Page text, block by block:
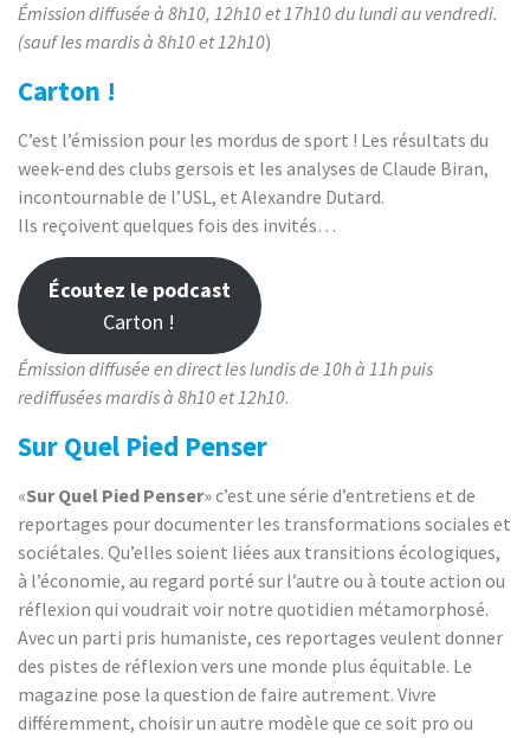
Émission diffusée à 8h10, 12h10 et 17h10 du lundi au vendredi.
(sauf les mardis à 8h10 et 12h10)
Carton !
C’est l’émission pour les mordus de sport ! Les résultats du
week-end des clubs gersois et les analyses de Claude Biran,
incontournable de l’USL, et Alexandre Dutard.
Ils reçoivent quelques fois des invités…
Écoutez le podcast
Carton !
Émission diffusée en direct les lundis de 10h à 11h puis
rediffusées mardis à 8h10 et 12h10.
Sur Quel Pied Penser
«Sur Quel Pied Penser» c’est une série d’entretiens et de
reportages pour documenter les transformations sociales et
sociétales. Qu’elles soient liées aux transitions écologiques,
à l’économie, au regard porté sur l’autre ou à toute action ou
réflexion qui voudrait voir notre quotidien métamorphosé.
Avec un parti pris humaniste, ces reportages veulent donner
des pistes de réflexion vers une monde plus équitable. Le
magazine pose la question de faire autrement. Vivre
différemment, choisir un autre modèle que ce soit pro ou